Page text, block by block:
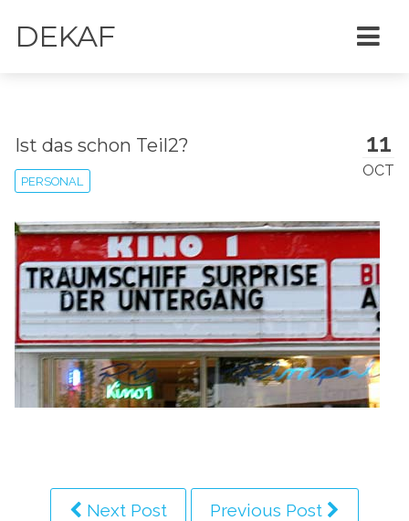
DEKAF
11
OCT
Ist das schon Teil2?
PERSONAL
Next Post Previous Post